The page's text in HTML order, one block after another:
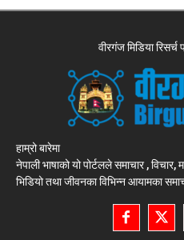
वीरगंज मिडिया रिसर्च
हाम्रो बारेमा
नेपाली भाषाको यो पोर्टलले समाचार ,
भिडियो तथा जीवनका विभिन्न आयामका